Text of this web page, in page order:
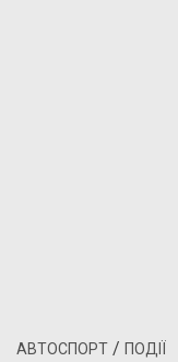
АВТОСПОРТ / ПОДІЇ